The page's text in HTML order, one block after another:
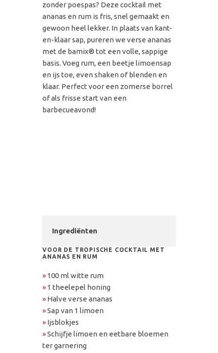
zonder poespas? Deze cocktail met
ananas en rum is fris, snel gemaakt en
gewoon heel lekker. In plaats van kant-
en-klaar sap, pureren we verse ananas
met de bamix® tot een volle, sappige
basis. Voeg rum, een beetje limoensap
en ijs toe, even shaken of blenden en
klaar. Perfect voor een zomerse borrel
of als frisse start van een
barbecueavond!
Ingrediënten
VOOR DE TROPISCHE COCKTAIL MET
ANANAS EN RUM
» 100 ml witte rum
» 1 theelepel honing
» Halve verse ananas
»Sap van 1 limoen
» Ijsblokjes
»Schijfje limoen en eetbare bloemen
ter garnering